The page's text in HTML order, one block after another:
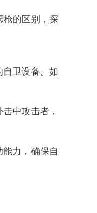
枪的区别，探
卫设备。如
中攻击者，
力，确保自